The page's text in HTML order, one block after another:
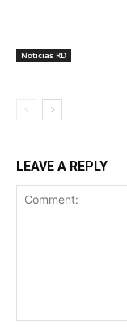
Noticias RD
LEAVE A REPLY